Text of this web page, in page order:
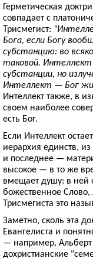
Герметическая
совпадает с
Трисмегист:
Бога, если Богу
субстанцию: во
таковой.
субстанции, но
Интеллект — Бог
Интеллект также, в
своем наиболее
есть Бог.
Если Интеллект
иерархия единств,
и последнее —
высокое — в то же
вмещает душу: в ней
божественное Слово,
Трисмегиста это
Заметно, сколь эта
Евангелиста и
— например,
дохристианские